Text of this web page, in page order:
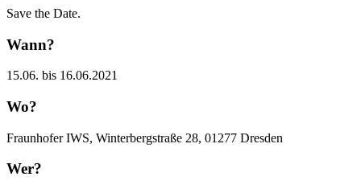
Save the Date.
Wann?
15.06. bis 16.06.2021
Wo?
Fraunhofer IWS, Winterbergstraße 28, 01277 Dresden
Wer?